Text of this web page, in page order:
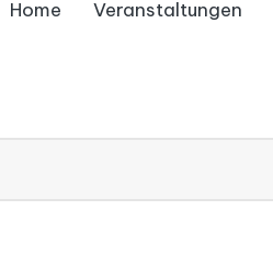
Home Veranstaltungen